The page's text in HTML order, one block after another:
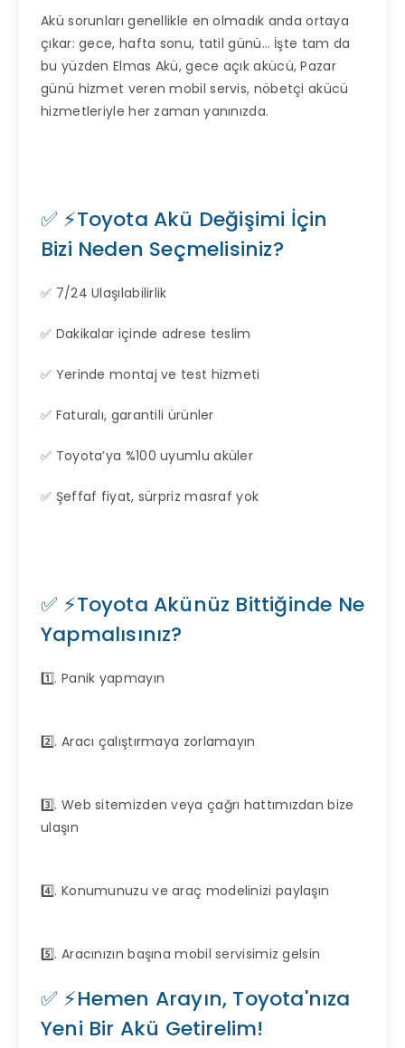
Akü sorunları genellikle en olmadık anda ortaya
çıkar: gece, hafta sonu, tatil günü… İşte tam da
bu yüzden Elmas Akü, gece açık akücü, Pazar
günü hizmet veren mobil servis, nöbetçi akücü
hizmetleriyle her zaman yanınızda.
✅ ⚡Toyota Akü Değişimi İçin
Bizi Neden Seçmelisiniz?
✅ 7/24 Ulaşılabilirlik
✅ Dakikalar içinde adrese teslim
✅ Yerinde montaj ve test hizmeti
✅ Faturalı, garantili ürünler
✅ Toyota’ya %100 uyumlu aküler
✅ Şeffaf fiyat, sürpriz masraf yok
✅ ⚡Toyota Akünüz Bittiğinde Ne
Yapmalısınız?
1️⃣. Panik yapmayın
2️⃣. Aracı çalıştırmaya zorlamayın
3️⃣. Web sitemizden veya çağrı hattımızdan bize
ulaşın
4️⃣. Konumunuzu ve araç modelinizi paylaşın
5️⃣. Aracınızın başına mobil servisimiz gelsin
✅ ⚡Hemen Arayın, Toyota'nıza
Yeni Bir Akü Getirelim!